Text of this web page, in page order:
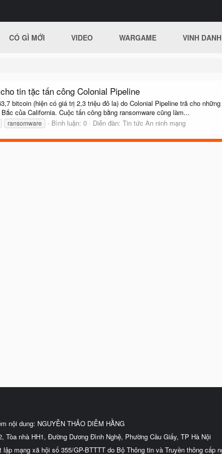
CÓ GÌ MỚI VIDEO WARGAME VINH DANH
tin tặc tấn công Colonial Pipeline
bitcoin (hiện có giá trị 2,3 triệu đô la) do Colonial Pipeline trả cho
của California. Cuộc tấn công bằng ransomware cũng làm...
ransomware Bình luận: 0 Diễn đàn: Tin tức An ninh mạng
nội dung: NGUYỄN THẢO DIỄM HẰNG
Tòa nhà HH1, Đường Dương Đình Nghệ, Phường Cầu Giấy, TP Hà Nội
lập mạng xã hội số 355/GP-BTTTT do Bộ Thông tin và Truyền thông cấp